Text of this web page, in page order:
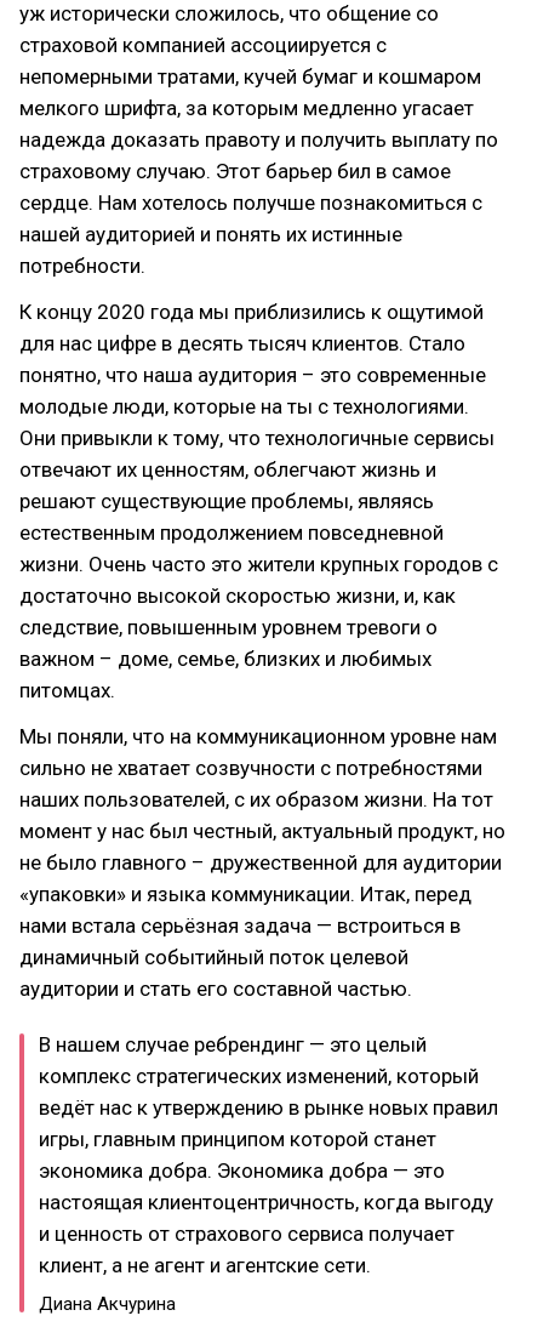
уж исторически сложилось, что общение со
страховой компанией ассоциируется с
непомерными тратами, кучей бумаг и кошмаром
мелкого шрифта, за которым медленно угасает
надежда доказать правоту и получить выплату по
страховому случаю. Этот барьер бил в самое
сердце. Нам хотелось получше познакомиться с
нашей аудиторией и понять их истинные
потребности.
К концу 2020 года мы приблизились к ощутимой
для нас цифре в десять тысяч клиентов. Стало
понятно, что наша аудитория – это современные
молодые люди, которые на ты с технологиями.
Они привыкли к тому, что технологичные сервисы
отвечают их ценностям, облегчают жизнь и
решают существующие проблемы, являясь
естественным продолжением повседневной
жизни. Очень часто это жители крупных городов с
достаточно высокой скоростью жизни, и, как
следствие, повышенным уровнем тревоги о
важном – доме, семье, близких и любимых
питомцах.
Мы поняли, что на коммуникационном уровне нам
сильно не хватает созвучности с потребностями
наших пользователей, с их образом жизни. На тот
момент у нас был честный, актуальный продукт, но
не было главного – дружественной для аудитории
«упаковки» и языка коммуникации. Итак, перед
нами встала серьёзная задача — встроиться в
динамичный событийный поток целевой
аудитории и стать его составной частью.
В нашем случае ребрендинг — это целый
комплекс стратегических изменений, который
ведёт нас к утверждению в рынке новых правил
игры, главным принципом которой станет
экономика добра. Экономика добра — это
настоящая клиентоцентричность, когда выгоду
и ценность от страхового сервиса получает
клиент, а не агент и агентские сети.
Диана Акчурина